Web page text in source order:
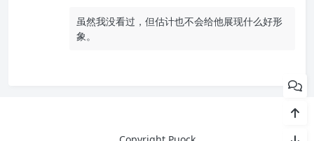
虽然我没看过，但估计也不会给他展现什么好形
象。